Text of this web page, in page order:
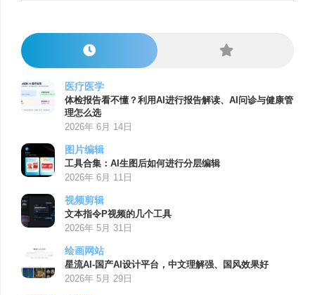
医疗医学
体检报告看不懂？利用AI进行报告解读、AI问诊与健康管
理怎么选
2026年 6月 14日
图片编辑
工具合集：AI生图后如何进行分层编辑
2026年 6月 11日
视频剪辑
文本指令P视频的几个工具
2026年 5月 31日
绘画网站
星流AI-国产AI设计平台，中文理解强、国风效果好
2026年 5月 29日